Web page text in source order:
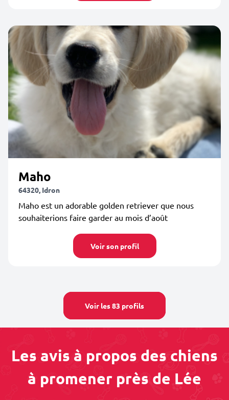
Maho
64320, Idron
Maho est un adorable golden retriever que nous
souhaiterions faire garder au mois d’août
Voir son profil
Voir les 83 profils
Les avis à propos des chiens
à promener près de Lée